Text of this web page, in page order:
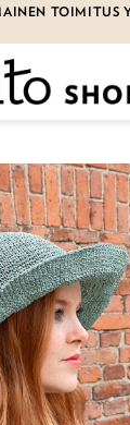
TOIMITUS